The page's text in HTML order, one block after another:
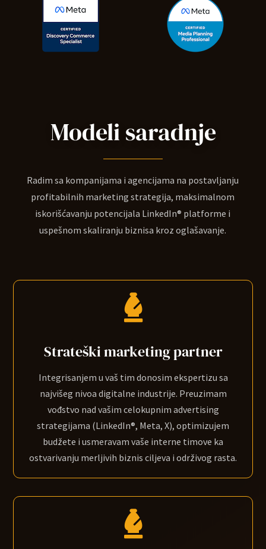
Modeli saradnje
Radim sa kompanijama i agencijama na postavljanju
profitabilnih marketing strategija, maksimalnom
iskorišćavanju potencijala LinkedIn® platforme i
uspešnom skaliranju biznisa kroz oglašavanje.

Strateški marketing partner
Integrisanjem u vaš tim donosim ekspertizu sa
najvišeg nivoa digitalne industrije. Preuzimam
vođstvo nad vašim celokupnim advertising
strategijama (LinkedIn®, Meta, X), optimizujem
budžete i usmeravam vaše interne timove ka
ostvarivanju merljivih biznis ciljeva i održivog rasta.
